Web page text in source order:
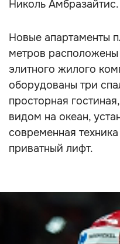
Николь Амбразайтис.
Новые апартаменты
метров
элитного жилого
оборудованы три
просторная
видом на океан,
современная
приватный лифт.